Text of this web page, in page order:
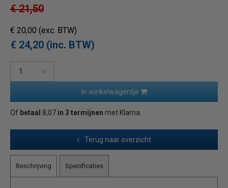
€ 21,50
€ 20,00 (exc. BTW)
€ 24,20 (inc. BTW)
In winkelwagentje
Of betaal 8,07 in 3 termijnen met Klarna
Terug naar overzicht
Beschrijving Specificaties